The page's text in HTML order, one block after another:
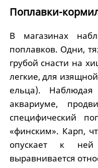
Поплавки-
В магазинах
поплавков. Одни,
грубой снасти на
легкие, для
ельца).
аквариуме,
специфический
«финским». Карп,
опускает к
выравнивается